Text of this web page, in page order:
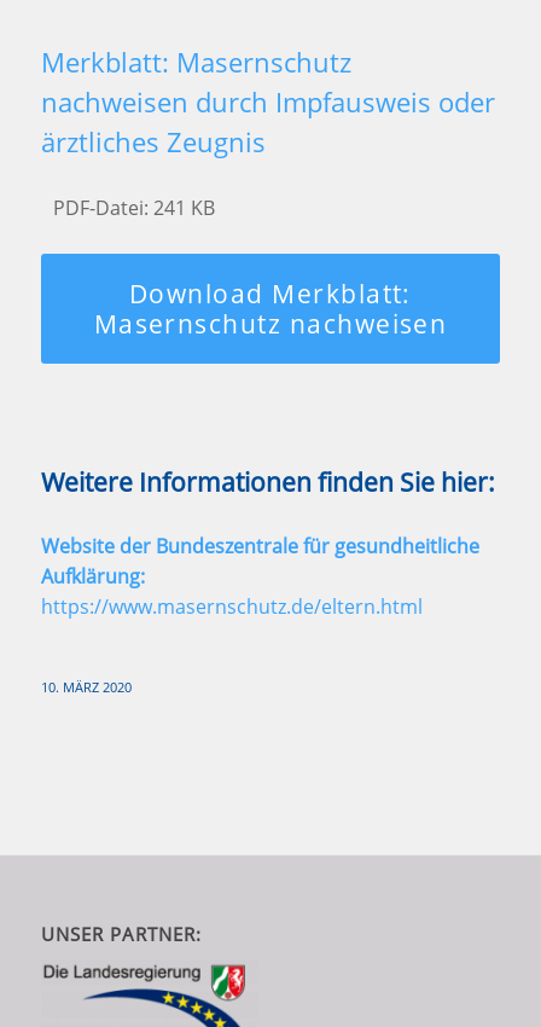
Merkblatt: Masernschutz
nachweisen durch Impfausweis oder
ärztliches Zeugnis
PDF-Datei: 241 KB
Download Merkblatt:
Masernschutz nachweisen
Weitere Informationen finden Sie hier:
Website der Bundeszentrale für gesundheitliche
Aufklärung:
https://www.masernschutz.de/eltern.html
10. MÄRZ 2020
UNSER PARTNER: